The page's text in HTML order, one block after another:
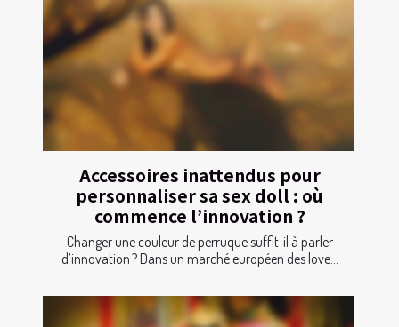
Accessoires inattendus pour
personnaliser sa sex doll : où
commence l’innovation ?
Changer une couleur de perruque suffit-il à parler
d’innovation ? Dans un marché européen des love...